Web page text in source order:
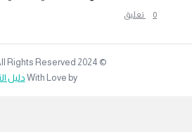
With Love by دليل الترجمة.